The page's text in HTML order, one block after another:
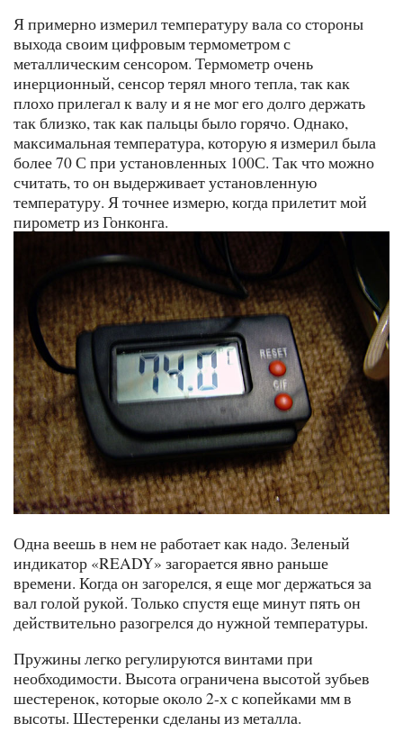
Я примерно измерил температуру вала со стороны
выхода своим цифровым термометром с
металлическим сенсором. Термометр очень
инерционный, сенсор терял много тепла, так как
плохо прилегал к валу и я не мог его долго держать
так близко, так как пальцы было горячо. Однако,
максимальная температура, которую я измерил была
более 70 С при установленных 100С. Так что можно
считать, то он выдерживает установленную
температуру. Я точнее измерю, когда прилетит мой
пирометр из Гонконга.
Одна веешь в нем не работает как надо. Зеленый
индикатор «READY» загорается явно раньше
времени. Когда он загорелся, я еще мог держаться за
вал голой рукой. Только спустя еще минут пять он
действительно разогрелся до нужной температуры.
Пружины легко регулируются винтами при
необходимости. Высота ограничена высотой зубьев
шестеренок, которые около 2-х с копейками мм в
высоты. Шестеренки сделаны из металла.